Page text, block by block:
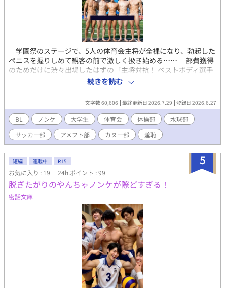
介】 ●受：サトウ アカシ（174cm / バレー部・リベロ） 筋肉質で
引き締まった身体を持つが、周りがデカすぎて相対的に「華奢」
扱い。 流されやすい性格だが、実は彼ら3人への依存心も強い。
夜な夜な3人に開発され、感度がバグり始めている。 ●攻1：オザ
キ カイ（193cm / バレー部・エース） 【属性：爽やか王子（偽）
×執着×リーダー】 表向きは学校のアイドル的存在だが、中身は
一番ドス黒い。 3人の司令塔であり、アカシを「共有」すること
を提案した張本人。笑顔で退路を断つタイプ。 ●攻2：サカモト
ソウ（190cm / 柔道部・重量級） 【属性：本能×享楽的×触りた
がり】 「技の練習」と称してアカシに寝技をかけるのが趣味。 3
人の中で最もテクニシャンで、アカシの性感帯を熟知している。
手加減を知らない肉食獣。 ●攻3：アサカワ ダイチ（195cm/レ
スリング部・フリースタイル） 【属性：無口×超重力級×一途】
言葉より行動で示すタイプ。その巨体とパワーは圧倒的で一度だ
きしめたら離さない。 見た目に反してアカシへの愛は誰よりも重
く、献身的（？）
学園祭のステージで、5人の体育会主将が全裸になり、勃起した
ペニスを握りしめて観客の前で激しく扱き始める…… 部費獲得
のためだけに渋々出場したはずの「主将対抗！ ベストボディ選手
権」は、観客の野次と体育会ノリが絡み合ううちに完全に制御不
能となった。コンパクトな筋肉質ボディの器械体操部・坂口太
河、日焼け跡が目に鮮やかな水球部・村井竜也、学内イケメン
No.1のアメフト部・三浦佑太郎、J1入りが内定しているサッカー
部・庄子圭太、そして規格外の巨体と巨根を誇るカヌー部・久保
田玲音——ノンケの体育会男子である彼らは、羞恥を笑い飛ばし
ながらも、次第に本気の性欲を剥き出しにしていく。 最初はた
だのボディビル大会だった。しかし極小ビルパン姿で並んだ瞬間
から、すべてが変わった。陰嚢がはみ出し、ペニスが露わにな
り、やがて5人全員がステージ上で堂々とオナニーを始めてしま
う。ピンクの亀頭から弧を描いて飛び散る精液、極太男根をドク
ドクと脈打たせながら悶えるイケメンの表情、垂直に噴き上がる
白濁、観客席にまで届く規格外の遠射——すべてが明るく、激し
く、容赦なく描かれる。ノンケ体育会男子特有の「恥ずかしいけ
ど、みんなやってるなら俺も」という負けず嫌いと、底抜けの性
欲が炸裂する。 最後まで笑顔を崩さず、照れながらも本気でイ
キ果てる体育会主将たち。彼らの汗と精液と喘ぎ声が、頭の中か
ら離れなくなる！ （過激な描写を含むため、18歳以上の読者に限
定） 【「男子体操部シリーズ」の第16作です。これまでの作品を
先に読んでいただけると、なお一層お楽しみいただけます！】
続きを読む
文字数 60,606 最終更新日 2026.7.29 登録日 2026.6.27
BL ノンケ 大学生 体育会 体操部
水球部
サッカー部
アメフト部 カヌー部 羞恥
5
短編 連載中 R15
お気に入り : 19 24h.ポイント : 99
脱ぎたがりのやんちゃノンケが際どすぎる！
密話文庫